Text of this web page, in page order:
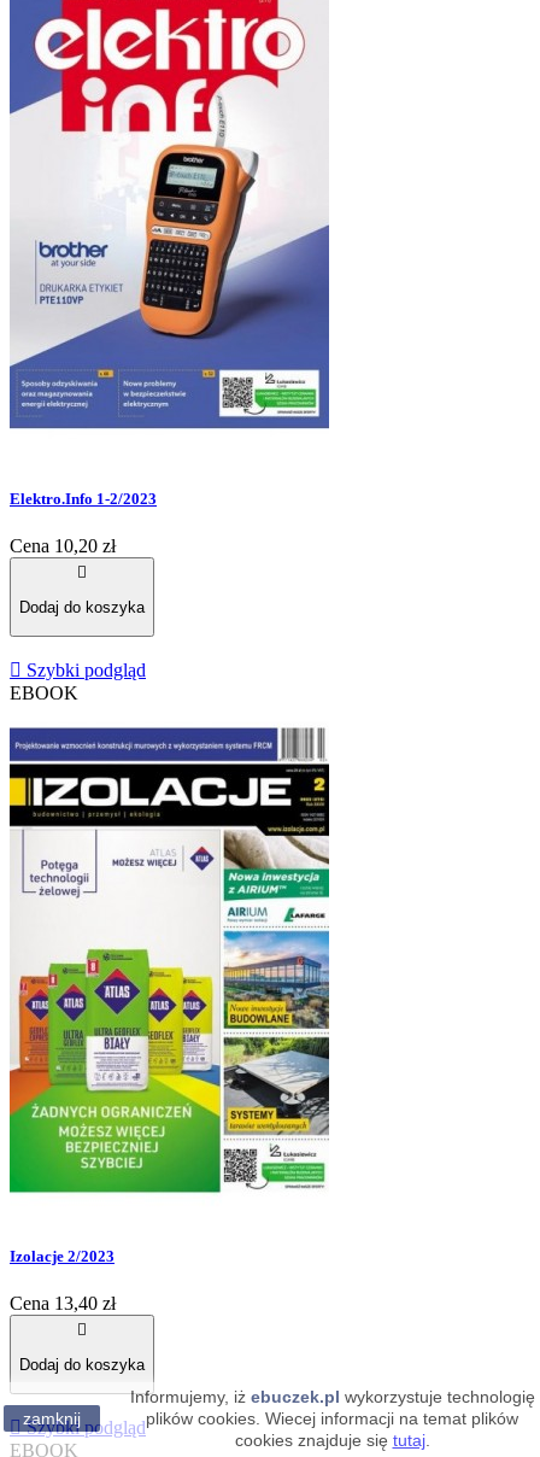
Elektro.Info 1-2/2023
Cena 10,20 zł

Dodaj do koszyka
 Szybki podgląd
EBOOK
Izolacje 2/2023
Cena 13,40 zł

Dodaj do koszyka
Szybki podgląd
EBOOK
zamknij
Informujemy, iż ebuczek.pl wykorzystuje technologię
plików cookies. Wiecej informacji na temat plików
cookies znajduje się tutaj.